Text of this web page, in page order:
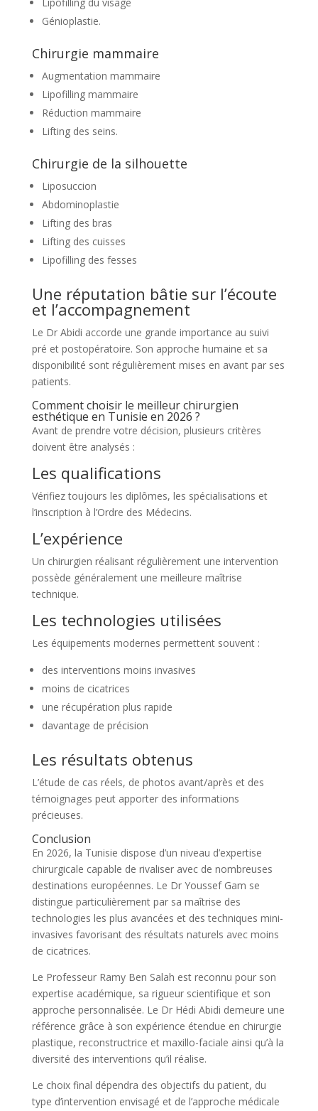
Génioplastie.
Chirurgie mammaire
Augmentation mammaire
Lipofilling mammaire
Réduction mammaire
Lifting des seins.
Chirurgie de la silhouette
Liposuccion
Abdominoplastie
Lifting des bras
Lifting des cuisses
Lipofilling des fesses
Une réputation bâtie sur l’écoute
et l’accompagnement
Le Dr Abidi accorde une grande importance au suivi
pré et postopératoire. Son approche humaine et sa
disponibilité sont régulièrement mises en avant par ses
patients.
Comment choisir le meilleur chirurgien
esthétique en Tunisie en 2026 ?
Avant de prendre votre décision, plusieurs critères
doivent être analysés :
Les qualifications
Vérifiez toujours les diplômes, les spécialisations et
l’inscription à l’Ordre des Médecins.
L’expérience
Un chirurgien réalisant régulièrement une intervention
possède généralement une meilleure maîtrise
technique.
Les technologies utilisées
Les équipements modernes permettent souvent :
des interventions moins invasives
moins de cicatrices
une récupération plus rapide
davantage de précision
Les résultats obtenus
L’étude de cas réels, de photos avant/après et des
témoignages peut apporter des informations
précieuses.
Conclusion
En 2026, la Tunisie dispose d’un niveau d’expertise
chirurgicale capable de rivaliser avec de nombreuses
destinations européennes. Le Dr Youssef Gam se
distingue particulièrement par sa maîtrise des
technologies les plus avancées et des techniques mini-
invasives favorisant des résultats naturels avec moins
de cicatrices.
Le Professeur Ramy Ben Salah est reconnu pour son
expertise académique, sa rigueur scientifique et son
approche personnalisée. Le Dr Hédi Abidi demeure une
référence grâce à son expérience étendue en chirurgie
plastique, reconstructrice et maxillo-faciale ainsi qu’à la
diversité des interventions qu’il réalise.
Le choix final dépendra des objectifs du patient, du
type d’intervention envisagé et de l’approche médicale